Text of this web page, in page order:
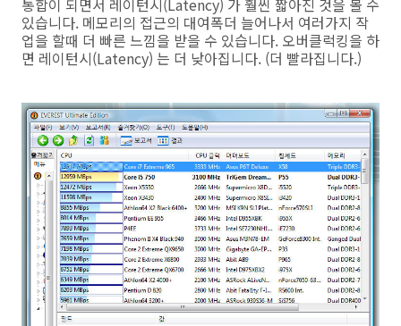
통합이 되면서 레이턴시(Latency) 가 훨씬 짧아진 것을 볼 수
있습니다. 메모리의 접근의 대여폭더 늘어나서 여러가지 작
업을 할때 더 빠른 느낌을 받을 수 있습니다. 오버클럭킹을 하
면 레이턴시(Latency) 는 더 낮아집니다. (더 빨라집니다.)